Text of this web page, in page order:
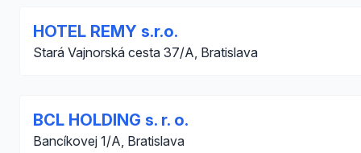
HOTEL REMY s.r.o.
Stará Vajnorská cesta 37/A, Bratislava
BCL HOLDING s. r. o.
Bancíkovej 1/A, Bratislava